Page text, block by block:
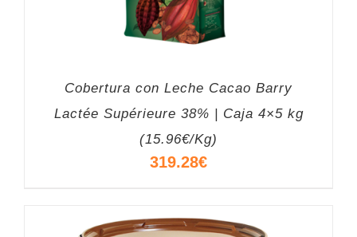
Cobertura con Leche Cacao Barry
Lactée Supérieure 38% | Caja 4×5 kg
(15.96€/Kg)
319.28€